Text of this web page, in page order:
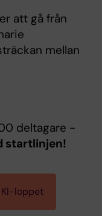
att gå från
mellan
deltagare -
startlinjen!
KI-loppet